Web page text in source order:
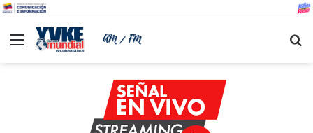
Menu